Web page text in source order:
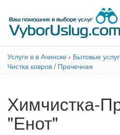
Услуги в в Ачинске › Бытовые
Чистка ковров / Прачечная
Химчистка-
"Енот"